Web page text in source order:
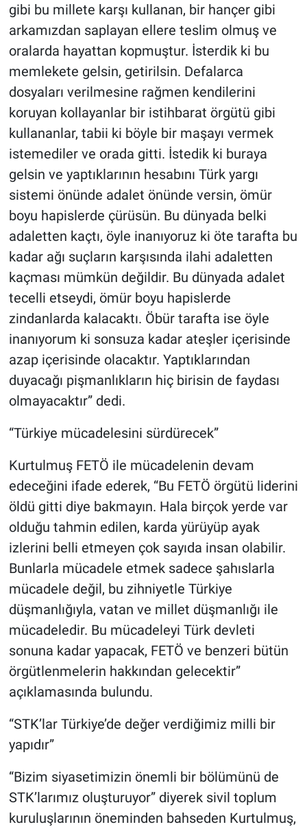
gibi bu millete karşı kullanan, bir hançer gibi
arkamızdan saplayan ellere teslim olmuş ve
oralarda hayattan kopmuştur. İsterdik ki bu
memlekete gelsin, getirilsin. Defalarca
dosyaları verilmesine rağmen kendilerini
koruyan kollayanlar bir istihbarat örgütü gibi
kullananlar, tabii ki böyle bir maşayı vermek
istemediler ve orada gitti. İstedik ki buraya
gelsin ve yaptıklarının hesabını Türk yargı
sistemi önünde adalet önünde versin, ömür
boyu hapislerde çürüsün. Bu dünyada belki
adaletten kaçtı, öyle inanıyoruz ki öte tarafta bu
kadar ağı suçların karşısında ilahi adaletten
kaçması mümkün değildir. Bu dünyada adalet
tecelli etseydi, ömür boyu hapislerde
zindanlarda kalacaktı. Öbür tarafta ise öyle
inanıyorum ki sonsuza kadar ateşler içerisinde
azap içerisinde olacaktır. Yaptıklarından
duyacağı pişmanlıkların hiç birisin de faydası
olmayacaktır” dedi.
“Türkiye mücadelesini sürdürecek”
Kurtulmuş FETÖ ile mücadelenin devam
edeceğini ifade ederek, “Bu FETÖ örgütü liderini
öldü gitti diye bakmayın. Hala birçok yerde var
olduğu tahmin edilen, karda yürüyüp ayak
izlerini belli etmeyen çok sayıda insan olabilir.
Bunlarla mücadele etmek sadece şahıslarla
mücadele değil, bu zihniyetle Türkiye
düşmanlığıyla, vatan ve millet düşmanlığı ile
mücadeledir. Bu mücadeleyi Türk devleti
sonuna kadar yapacak, FETÖ ve benzeri bütün
örgütlenmelerin hakkından gelecektir”
açıklamasında bulundu.
“STK’lar Türkiye’de değer verdiğimiz milli bir
yapıdır”
“Bizim siyasetimizin önemli bir bölümünü de
STK’larımız oluşturuyor” diyerek sivil toplum
kuruluşlarının öneminden bahseden Kurtulmuş,